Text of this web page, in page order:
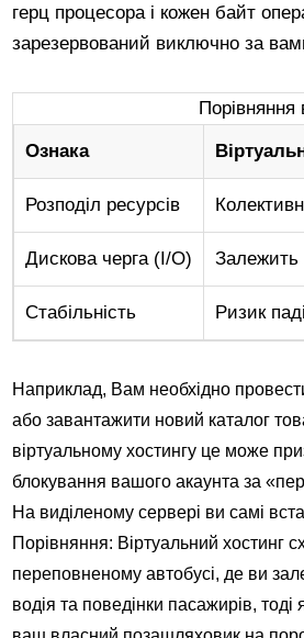
герц процесора і кожен байт
зарезервований виключно за
Порівняння
Ознака
Розподіл ресурсів
Дискова черга (I/O) Залежить
Стабільність Ризик
Наприклад, Вам необхідно
або завантажити новий каталог
віртуальному хостингу це може
блокування вашого акаунта за
На виділеному сервері ви самі
Порівняння: Віртуальний хостинг
переповненому автобусі, де ви
водія та поведінки пасажирів,